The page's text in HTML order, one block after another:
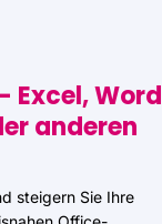
Excel, Word
anderen
steigern Sie Ihre